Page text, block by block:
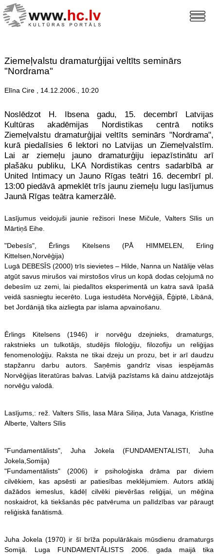
Ziemeļvalstu dramaturģijai veltīts seminārs
"Nordrama"
Elīna Cire , 14.12.2006., 10:20
Noslēdzot H. Ibsena gadu, 15. decembrī Latvijas
Kultūras akadēmijas Nordistikas centrā notiks
Ziemeļvalstu dramaturģijai veltīts seminārs "Nordrama",
kurā piedalīsies 6 lektori no Latvijas un Ziemeļvalstīm.
Lai ar ziemeļu jauno dramaturģiju iepazīstinātu arī
plašāku publiku, LKA Nordistikas centrs sadarbībā ar
United Intimacy un Jauno Rīgas teātri 16. decembrī pl.
13:00 piedāvā apmeklēt trīs jaunu ziemeļu lugu lasījumus
Jaunā Rīgas teātra kamerzālē.
Lasījumus veidojuši jaunie režisori Inese Mičule, Valters Sīlis un
Mārtiņš Eihe.
"Debesīs", Ērlings Kitelsens (PÅ HIMMELEN, Erling
Kittelsen,Norvēģija)
Lugā DEBESĪS (2000) trīs sievietes – Hilde, Nanna un Natālije vēlas
atgūt savus mirušos vai mirstošos vīrus un kopā dodas ceļojumā no
debesīm uz zemi, lai piedalītos eksperimentā un katra savā īpašā
veidā sasniegtu iecerēto. Luga iestudēta Norvēģijā, Ēģiptē, Libānā,
bet Jordānijā tika aizliegta par islama apvainošanu.
Ērlings Kitelsens (1946) ir norvēģu dzejnieks, dramaturgs,
rakstnieks un tulkotājs, studējis filoloģiju, filozofiju un reliģijas
fenomenoloģiju. Raksta ne tikai dzeju un prozu, bet ir arī daudzu
stapžanru darbu autors. Saņēmis gandrīz visas iespējamās
Norvēģijas literatūras balvas. Latvijā pazīstams kā dainu atdzejotājs
norvēģu valodā.
Lasījums,: rež. Valters Sīlis, lasa Māra Siliņa, Juta Vanaga, Kristīne
Alberte, Valters Sīlis
"Fundamentālists", Juha Jokela (FUNDAMENTALISTI, Juha
Jokela,Somija)
"Fundamentālists" (2006) ir psiholoģiska drāma par diviem
cilvēkiem, kas apsēsti ar patiesības meklējumiem. Autors atklāj
dažādos iemeslus, kādēļ cilvēki pievēršas reliģijai, un mēģina
noskaidrot, kā tiekšanās pēc patvēruma un palīdzības var pāraugt
reliģiskā fanātismā.
Juha Jokela (1970) ir šī brīža populārākais mūsdienu dramaturgs
Somijā. Luga FUNDAMENTĀLISTS 2006. gada maijā tika